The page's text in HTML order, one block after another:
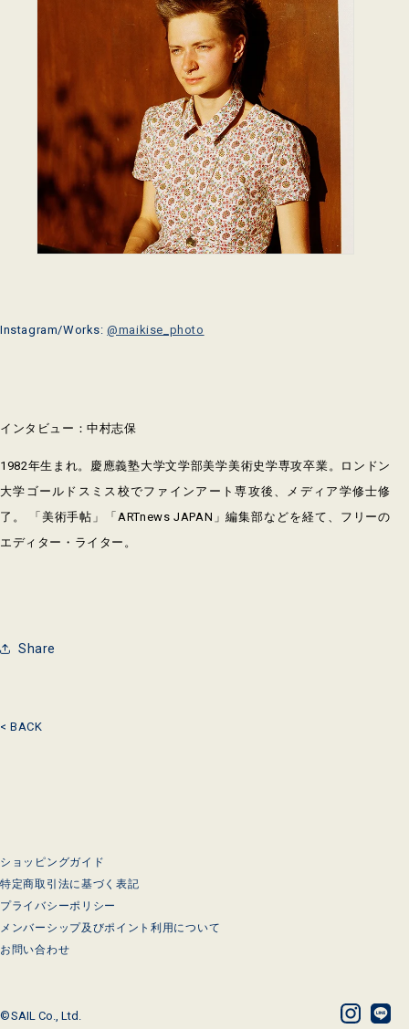
Instagram/Works:@maikise_photo
インタビュー：中村志保
1982年生まれ。慶應義塾大学文学部美学美術史学専攻卒業。ロンドン
大学ゴールドスミス校でファインアート専攻後、メディア学修士修
了。 「美術手帖」「ARTnews JAPAN」編集部などを経て、フリーの
エディター・ライター。
Share
< BACK
ショッピングガイド
特定商取引法に基づく表記
プライバシーポリシー
メンバーシップ及びポイント利用について
お問い合わせ
©SAIL Co., Ltd.